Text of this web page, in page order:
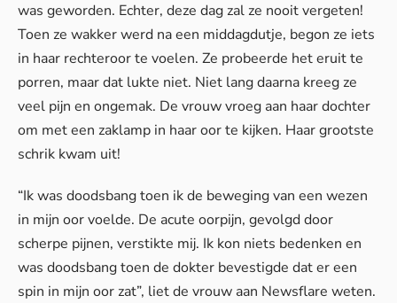
was geworden. Echter, deze dag zal ze nooit vergeten!
Toen ze wakker werd na een middagdutje, begon ze iets
in haar rechteroor te voelen. Ze probeerde het eruit te
porren, maar dat lukte niet. Niet lang daarna kreeg ze
veel pijn en ongemak. De vrouw vroeg aan haar dochter
om met een zaklamp in haar oor te kijken. Haar grootste
schrik kwam uit!
“Ik was doodsbang toen ik de beweging van een wezen
in mijn oor voelde. De acute oorpijn, gevolgd door
scherpe pijnen, verstikte mij. Ik kon niets bedenken en
was doodsbang toen de dokter bevestigde dat er een
spin in mijn oor zat”, liet de vrouw aan Newsflare weten.